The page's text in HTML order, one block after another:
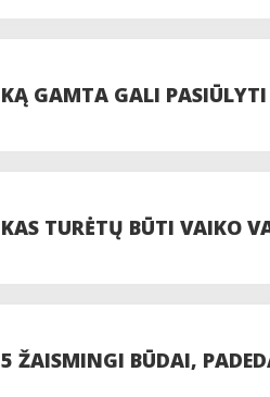
KĄ GAMTA GALI
KAS TURĖTŲ BŪTI VAIKO
5 ŽAISMINGI BŪDAI,